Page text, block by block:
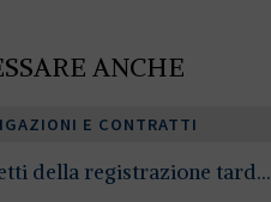
ANCHE
E CONTRATTI
della registrazione tard...